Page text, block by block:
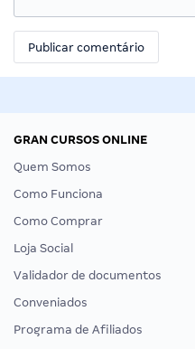
GRAN CURSOS ONLINE
Quem Somos
Como Funciona
Como Comprar
Loja Social
Validador de documentos
Conveniados
Programa de Afiliados